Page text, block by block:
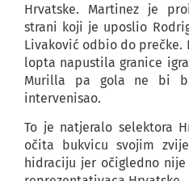
Hrvatske. Martinez je
strani koji je uposlio
Livaković odbio do prečke.
lopta napustila granice
Murilla pa gola ne bi
intervenisao.
To je natjeralo selektora
očita bukvicu svojim
hidraciju jer očigledno